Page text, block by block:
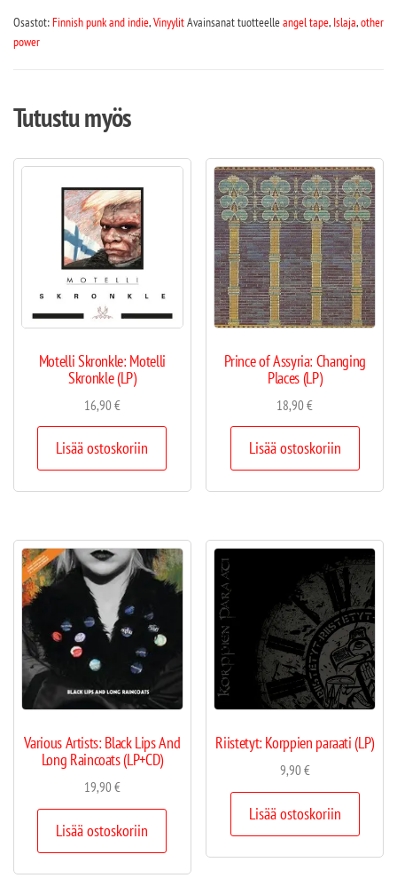
Osastot:Finnish punk and indie,VinyylitAvainsanat tuotteelleangel tape, Islaja,other
power
Tutustu myös
Motelli Skronkle: Motelli
Skronkle (LP)
16,90€
Lisää ostoskoriin
Prince of Assyria: Changing
Places (LP)
18,90€
Lisää ostoskoriin
Various Artists: Black Lips And
Long Raincoats (LP+CD)
19,90€
Lisää ostoskoriin
Riistetyt: Korppien paraati (LP)
9,90€
Lisää ostoskoriin